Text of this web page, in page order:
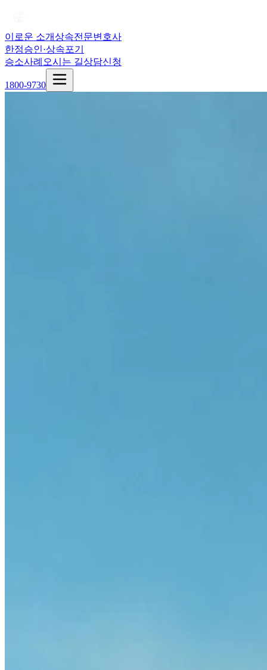
이로운 소개상속전문변호사
한정승인·상속포기
승소사례 오시는 길상담신청
1800-9730